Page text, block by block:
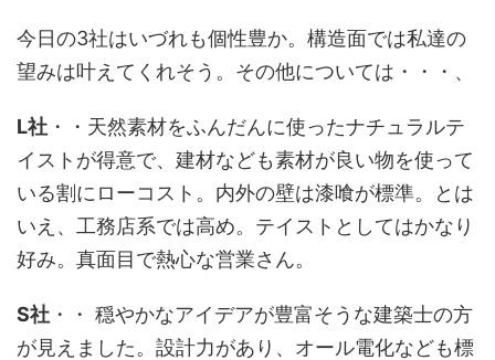
今日の3社はいづれも個性豊か。構造面では私達の
望みは叶えてくれそう。その他については・・・、
L社 ・・天然素材をふんだんに使ったナチュラルテ
イストが得意で、建材なども素材が良い物を使って
いる割にローコスト。内外の壁は漆喰が標準。とは
いえ、工務店系では高め。テイストとしてはかなり
好み。真面目で熱心な営業さん。
S社 ・・ 穏やかなアイデアが豊富そうな建築士の方
が見えました。設計力があり、オール電化なども標